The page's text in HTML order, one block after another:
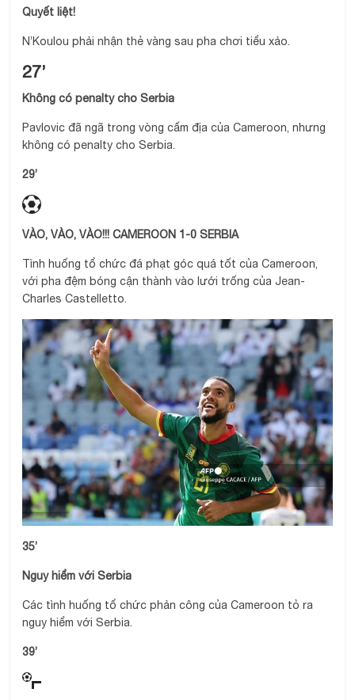
Quyết liệt!
N’Koulou phải nhận thẻ vàng sau pha chơi tiểu xảo.
27’
Không có penalty cho Serbia
Pavlovic đã ngã trong vòng cấm địa của Cameroon, nhưng
không có penalty cho Serbia.
29’
VÀO, VÀO, VÀO!!! CAMEROON 1-0 SERBIA
Tình huống tổ chức đá phạt góc quá tốt của Cameroon,
với pha đệm bóng cận thành vào lưới trống của Jean-
Charles Castelletto.
35’
Nguy hiểm với Serbia
Các tình huống tổ chức phản công của Cameroon tỏ ra
nguy hiểm với Serbia.
39’